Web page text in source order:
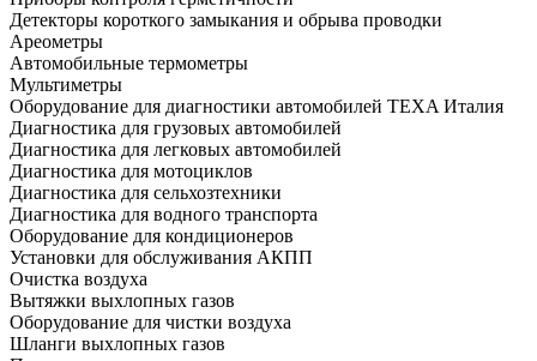
Детекторы короткого замыкания и обрыва проводки
Ареометры
Автомобильные термометры
Мультиметры
Оборудование для диагностики автомобилей TEXA Италия
Диагностика для грузовых автомобилей
Диагностика для легковых автомобилей
Диагностика для мотоциклов
Диагностика для сельхозтехники
Диагностика для водного транспорта
Оборудование для кондиционеров
Установки для обслуживания АКПП
Очистка воздуха
Вытяжки выхлопных газов
Оборудование для чистки воздуха
Шланги выхлопных газов